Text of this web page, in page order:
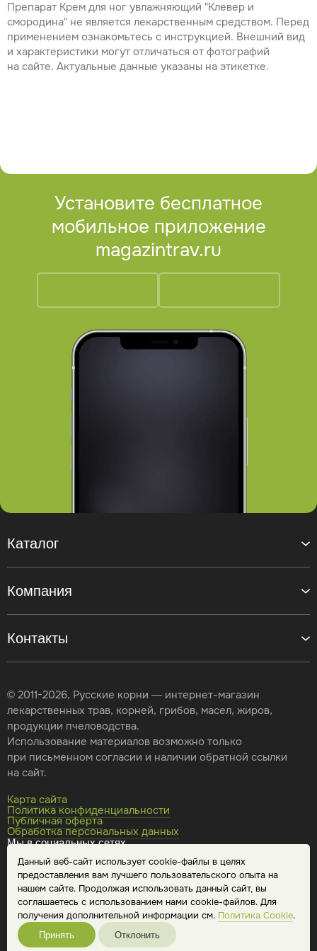
Данный веб-сайт использует cookie-файлы в целях
предоставления вам лучшего пользовательского опыта на
нашем сайте. Продолжая использовать данный сайт, вы
соглашаетесь с использованием нами cookie-файлов. Для
получения дополнительной информации см. Политика Cookie.
Принять Отклонить
Препарат Крем для ног увлажняющий "Клевер и
смородина" не является лекарственным средством. Перед
применением ознакомьтесь с инструкцией. Внешний вид
и характеристики могут отличаться от фотографий
на сайте. Актуальные данные указаны на этикетке.
Установите бесплатное
мобильное приложение
magazintrav.ru
Контакты
Каталог
Компания
© 2011-2026, Русские корни — интернет-магазин
лекарственных трав, корней, грибов, масел, жиров,
продукции пчеловодства.
Использование материалов возможно только
при письменном согласии и наличии обратной ссылки
на сайт.
Карта сайта
Политика конфиденциальности
Публичная оферта
Обработка персональных данных
Мы в социальных сетях